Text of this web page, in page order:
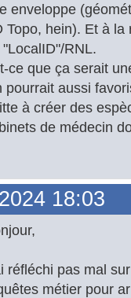
enveloppe
Topo, hein). Et à
RNL.
ce que ça serait
pourrait aussi
à créer des
de médecin
18:03
réfléchi pas mal
métier pour